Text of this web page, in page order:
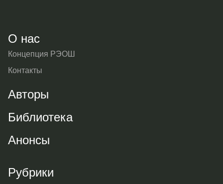
О нас
Концепция РЭОШ
Контакты
Авторы
Библиотека
Анонсы
Рубрики